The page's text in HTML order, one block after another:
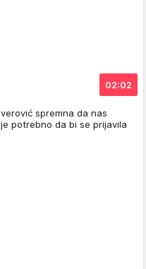
02:02
spremna da nas
potrebno da bi se prijavila